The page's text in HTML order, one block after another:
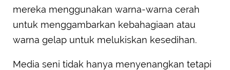
mereka menggunakan warna-warna cerah
untuk menggambarkan kebahagiaan atau
warna gelap untuk melukiskan kesedihan.
Media seni tidak hanya menyenangkan tetapi